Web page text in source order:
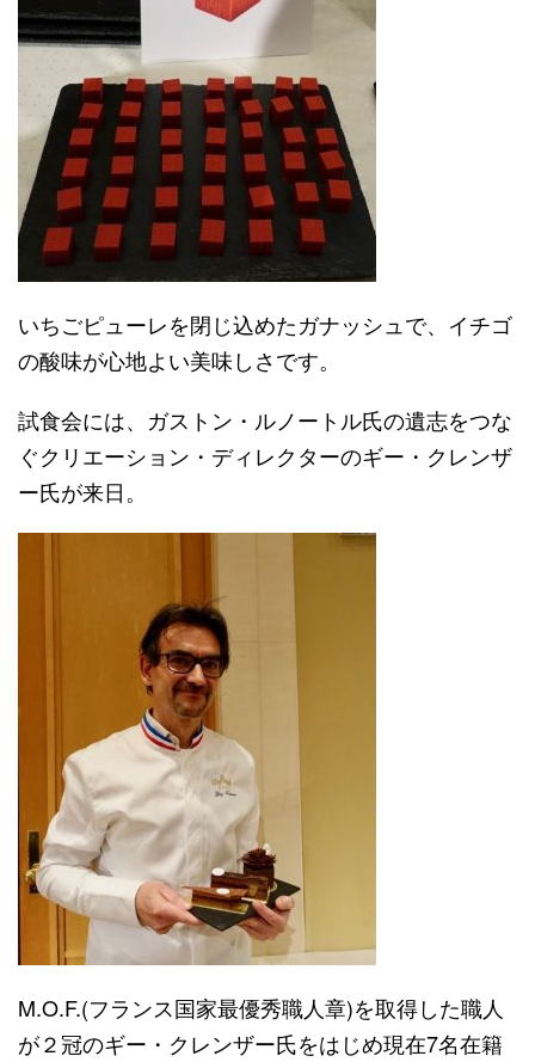
いちごピューレを閉じ込めたガナッシュで、イチゴ
の酸味が心地よい美味しさです。
試食会には、ガストン・ルノートル氏の遺志をつな
ぐクリエーション・ディレクターのギー・クレンザ
ー氏が来日。
M.O.F.(フランス国家最優秀職人章)を取得した職人
が２冠のギー・クレンザー氏をはじめ現在7名在籍